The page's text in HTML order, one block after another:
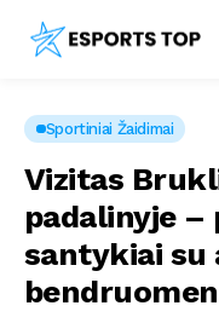
Sportiniai Žaidimai
Vizitas
padalinyje –
santykiai su